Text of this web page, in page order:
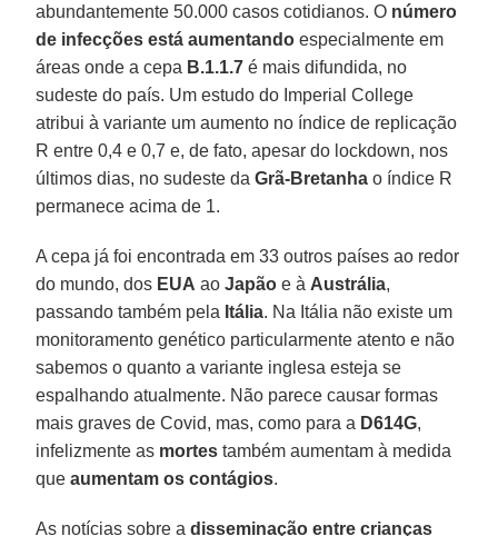
abundantemente 50.000 casos cotidianos. O número
de infecções está aumentando especialmente em
áreas onde a cepa B.1.1.7 é mais difundida, no
sudeste do país. Um estudo do Imperial College
atribui à variante um aumento no índice de replicação
R entre 0,4 e 0,7 e, de fato, apesar do lockdown, nos
últimos dias, no sudeste daGrã-Bretanha o índice R
permanece acima de 1.
A cepa já foi encontrada em 33 outros países ao redor
do mundo, dos EUA aoJapão e à Austrália,
passando também pela Itália. Na Itália não existe um
monitoramento genético particularmente atento e não
sabemos o quanto a variante inglesa esteja se
espalhando atualmente. Não parece causar formas
mais graves de Covid, mas, como para a D614G,
infelizmente as mortes também aumentam à medida
queaumentam os contágios.
As notícias sobre adisseminação entre crianças